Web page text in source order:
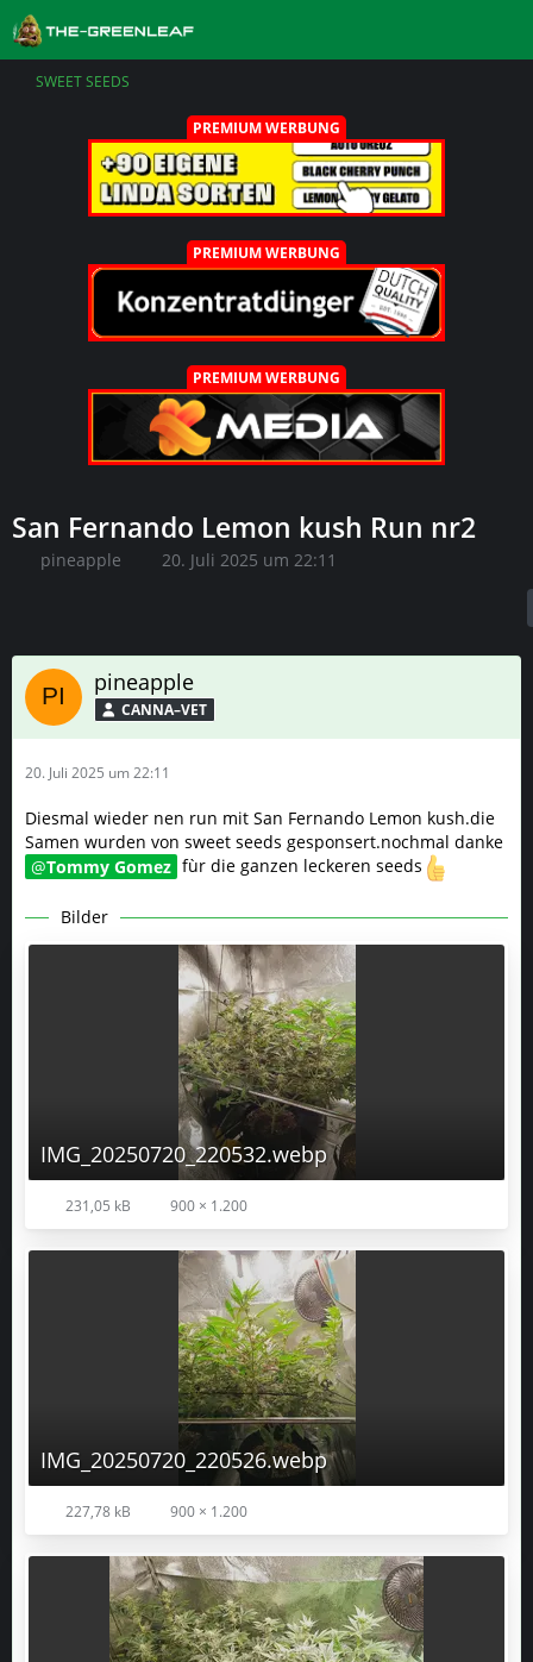
SWEET SEEDS
PREMIUM WERBUNG
PREMIUM WERBUNG
PREMIUM WERBUNG
San Fernando Lemon kush Run nr2
pineapple 20. Juli 2025 um 22:11
pineapple
CANNA–VET
20. Juli 2025 um 22:11
Diesmal wieder nen run mit San Fernando Lemon kush.die
Samen wurden von sweet seeds gesponsert.nochmal danke
Tommy Gomez fùr die ganzen leckeren seeds
Bilder
IMG_20250720_220532.webp
231,05 kB 900 × 1.200
IMG_20250720_220526.webp
227,78 kB 900 × 1.200